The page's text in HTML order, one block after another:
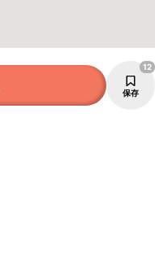
保存
12